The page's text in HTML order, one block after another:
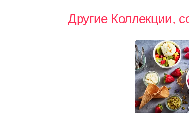
Другие Коллекции,